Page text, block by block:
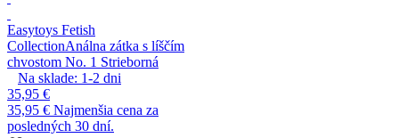
Easytoys Fetish
CollectionAnálna zátka s líščím
chvostom No. 1 Strieborná
Na sklade: 1-2 dni
35,95 €
35,95 € Najmenšia cena za
posledných 30 dní.